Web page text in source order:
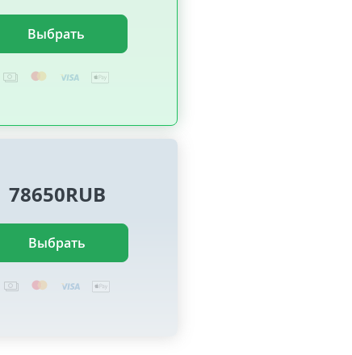
Выбрать
78650RUB
Выбрать